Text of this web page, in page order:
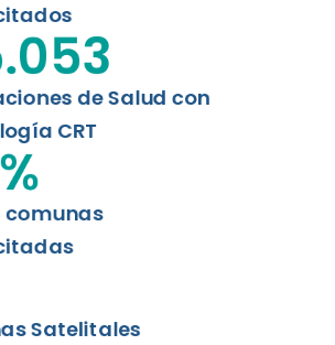
de Salud con
CRT
comunas
%
Satelitales